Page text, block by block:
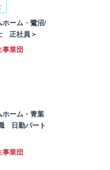
ホーム・鷺沼/
正社員＞
事業団
ホーム・青葉
日勤パート
事業団